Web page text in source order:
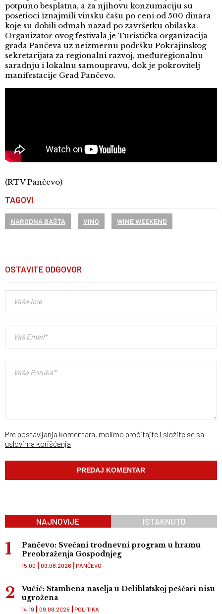
potpuno besplatna, a za njihovu konzumaciju su
posetioci iznajmili vinsku čašu po ceni od 500 dinara
koje su dobili odmah nazad po završetku obilaska.
Organizator ovog festivala je Turistička organizacija
grada Pančeva uz neizmernu podršku Pokrajinskog
sekretarijata za regionalni razvoj, međuregionalnu
saradnju i lokalnu samoupravu, dok je pokrovitelj
manifestacije Grad Pančevo.
(RTV Pančevo)
TAGOVI
NARODNA BAŠTA VINO WINE WEEKEND
OSTAVITE ODGOVOR
Pre postavljanja komentara, molimo pročitajte i složite se sa
uslovima korišćenja
NAJNOVIJE ISTAKNUTO
Pančevo: Svečani trodnevni program u hramu
Preobraženja Gospodnjeg
PANČEVO
15:00 09.08.2026
Vučić: Stambena naselja u Deliblatskoj peščari nisu
ugrožena
POLITIKA
14:19 09.08.2026